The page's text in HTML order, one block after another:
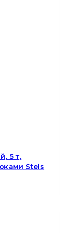
5 т,
Stels